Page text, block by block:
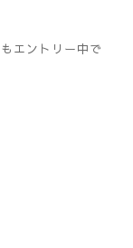
エントリー中で